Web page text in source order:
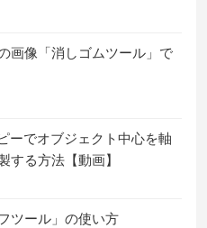
画像「消しゴムツール」で
ーでオブジェクト中心を軸
する方法【動画】
ツール」の使い方